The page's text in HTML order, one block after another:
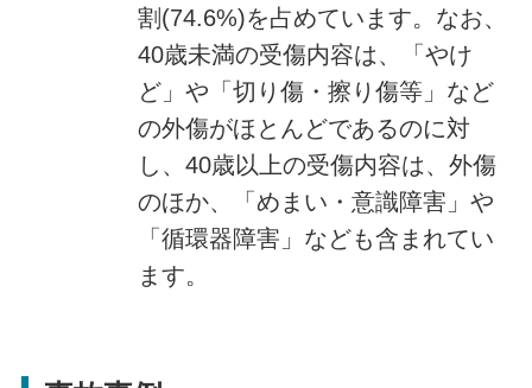
割(74.6%)を占めています。なお、
40歳未満の受傷内容は、「やけ
ど」や「切り傷・擦り傷等」など
の外傷がほとんどであるのに対
し、40歳以上の受傷内容は、外傷
のほか、「めまい・意識障害」や
「循環器障害」なども含まれてい
ます。